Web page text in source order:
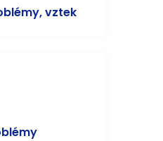
vztek